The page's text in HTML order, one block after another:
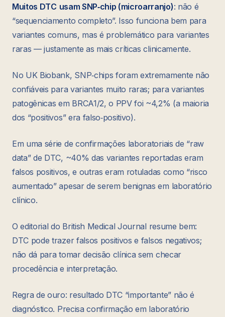
Muitos DTC usam SNP‑chip (microarranjo): não é
“sequenciamento completo”. Isso funciona bem para
variantes comuns, mas é problemático para variantes
raras — justamente as mais críticas clinicamente.
No UK Biobank, SNP‑chips foram extremamente não
confiáveis para variantes muito raras; para variantes
patogênicas em BRCA1/2, o PPV foi ~4,2% (a maioria
dos “positivos” era falso‑positivo).
Em uma série de confirmações laboratoriais de “raw
data” de DTC, ~40% das variantes reportadas eram
falsos positivos, e outras eram rotuladas como “risco
aumentado” apesar de serem benignas em laboratório
clínico.
O editorial do British Medical Journal resume bem:
DTC pode trazer falsos positivos e falsos negativos;
não dá para tomar decisão clínica sem checar
procedência e interpretação.
Regra de ouro: resultado DTC “importante” não é
diagnóstico. Precisa confirmação em laboratório